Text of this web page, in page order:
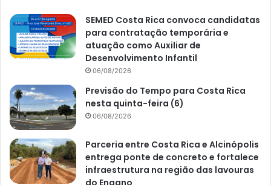
SEMED Costa Rica convoca candidatas
para contratação temporária e
atuação como Auxiliar de
Desenvolvimento Infantil
06/08/2026
Previsão do Tempo para Costa Rica
nesta quinta-feira (6)
06/08/2026
Parceria entre Costa Rica e Alcinópolis
entrega ponte de concreto e fortalece
infraestrutura na região das lavouras